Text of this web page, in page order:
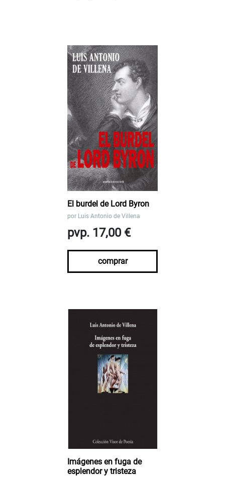
El burdel de Lord Byron
por Luis Antonio de Villena
pvp. 17,00 €
comprar
Imágenes en fuga de
esplendor y tristeza